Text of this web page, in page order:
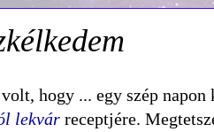
hogy ... egy szép
lekvár receptjére.